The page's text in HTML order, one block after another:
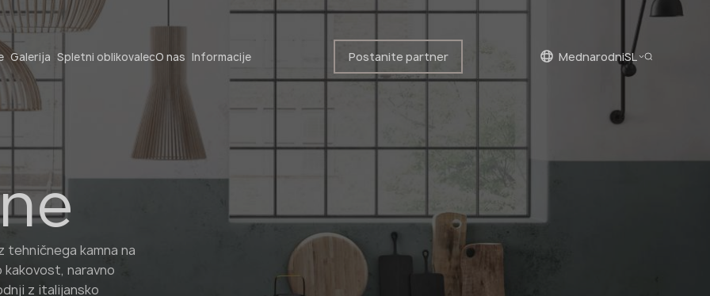
Galerija Spletni oblikovalecO nas Informacije Postanite partner mednarodniSL
tehničnega kamna na
naravno
z italijansko
Postanite partner
Pošljite nam svoje podatke ali nas pokličite